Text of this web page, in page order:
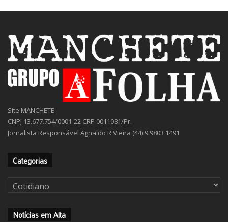
Site MANCHETE
CNPJ 13.677.754/0001-22 CRP 0011081/Pr.
Jornalista Responsável Agnaldo R Vieira (44) 9 9803 1491
Categorias
Categorias
Notícias em Alta